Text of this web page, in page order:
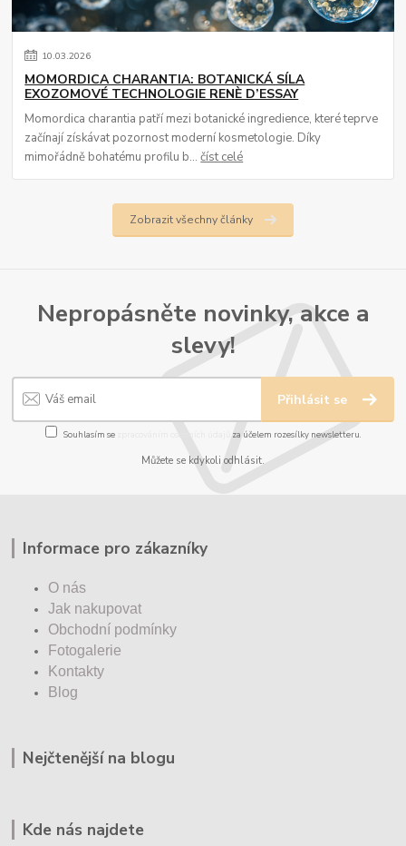
10.03.2026
MOMORDICA CHARANTIA: BOTANICKÁ SÍLA
EXOZOMOVÉ TECHNOLOGIE RENÈ D’ESSAY
Momordica charantia patří mezi botanické ingredience, které teprve
začínají získávat pozornost moderní kosmetologie. Díky
mimořádně bohatému profilu b...číst celé
Zobrazit všechny články
Nepropásněte novinky, akce a
slevy!
Přihlásit se
Souhlasím se za účelem rozesílky newsletteru.
Můžete se kdykoli odhlásit.
Informace pro zákazníky
O nás
Jak nakupovat
Obchodní podmínky
Fotogalerie
Kontakty
Blog
Nejčtenější na blogu
Kde nás najdete